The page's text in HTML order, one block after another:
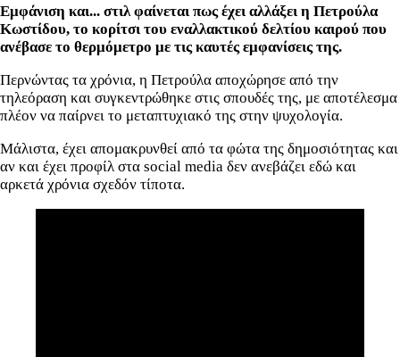
Εμφάνιση και... στιλ φαίνεται πως έχει αλλάξει η Πετρούλα
Κωστίδου, το κορίτσι του εναλλακτικού δελτίου καιρού που
ανέβασε το θερμόμετρο με τις καυτές εμφανίσεις της.
Περνώντας τα χρόνια, η Πετρούλα αποχώρησε από την
τηλεόραση και συγκεντρώθηκε στις σπουδές της, με αποτέλεσμα
πλέον να παίρνει το μεταπτυχιακό της στην ψυχολογία.
Μάλιστα, έχει απομακρυνθεί από τα φώτα της δημοσιότητας και
αν και έχει προφίλ στα social media δεν ανεβάζει εδώ και
αρκετά χρόνια σχεδόν τίποτα.